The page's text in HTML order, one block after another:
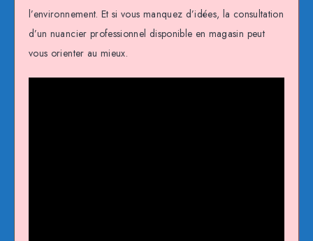
l’environnement. Et si vous manquez d’idées, la consultation
d’un nuancier professionnel disponible en magasin peut
vous orienter au mieux.